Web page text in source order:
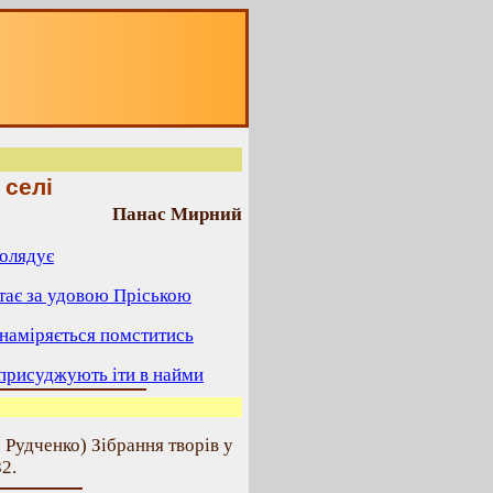
Панас Мирний
за удовою Пріською
помститись
іти в найми
Зібрання творів у